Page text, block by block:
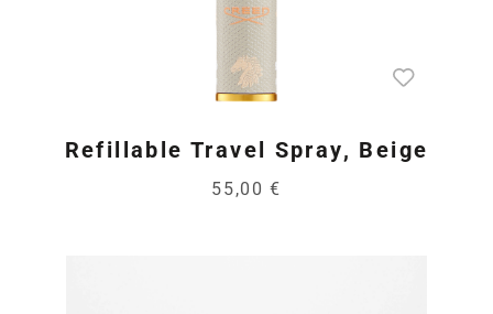
Refillable Travel Spray, Beige
55,00 €